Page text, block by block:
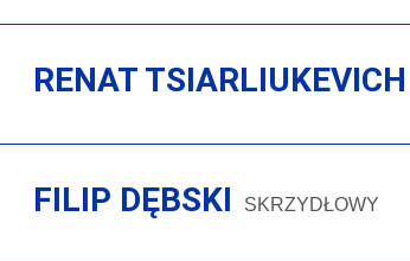
RENAT TSIARLIUKEVICH
FILIP DĘBSKI SKRZYDŁOWY